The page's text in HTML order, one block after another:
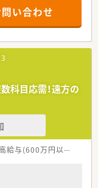
の防止を徹底しま
根ざしたかかりつけ薬
していく方針です。
件であり、店舗運営
を求めています。
一人薬剤師として責任
方を歓迎いたしま
共に作り上げ、円滑な
方を募集していま
た薬局グループとして
い合わせ
科目応需！遠方の
給与(600万円以上)